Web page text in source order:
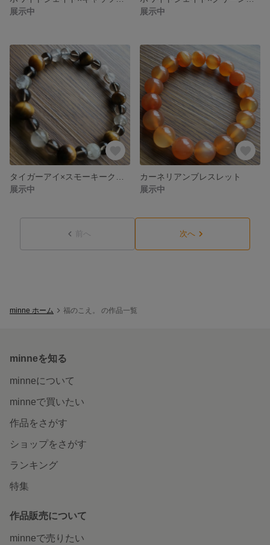
展示中
展示中
展示中
カーネリアンブレスレット
展示中
前へ 次へ
minne ホーム 福のこえ。 の作品一覧
minneを知る
minneについて
minneで買いたい
作品をさがす
ショップをさがす
ランキング
特集
作品販売について
minneで売りたい